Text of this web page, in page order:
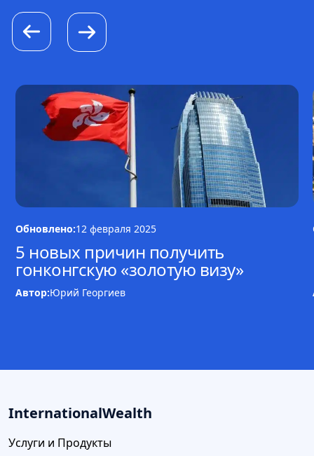
Обновлено:12 февраля 2025
5 новых причин получить
гонконгскую «золотую визу»
Автор:Юрий Георгиев
InternationalWealth
Услуги и Продукты